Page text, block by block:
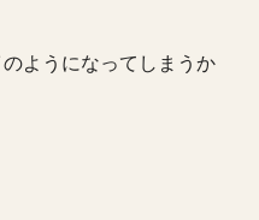
ようになってしまうか